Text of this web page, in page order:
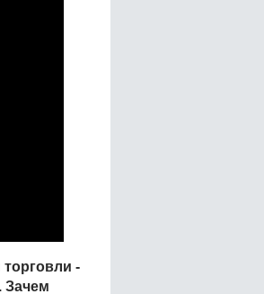
-
Зачем